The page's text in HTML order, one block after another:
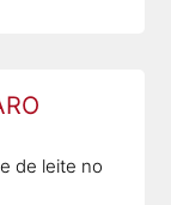
de leite no